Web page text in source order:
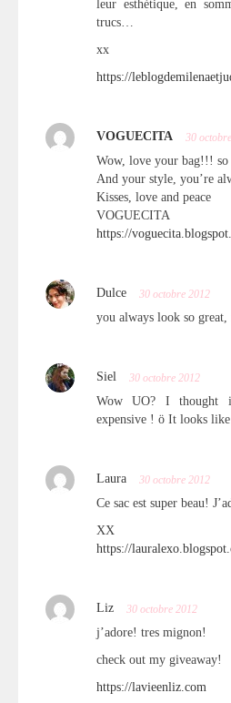
leur esthétique, en
trucs…
xx
https://
VOGUECITA 30
Wow, love your bag!!!
And your style, you’re
Kisses, love and peace
VOGUECITA
https://
Dulce 30 octobre 2012
you always look so
Siel 30 octobre 2012
Wow UO? I thought
expensive ! ö It looks
Laura 30 octobre 2012
Ce sac est super beau!
XX
https://
Liz 30 octobre 2012
j’adore! tres mignon!
check out my giveaway!
https://lavieenliz.com